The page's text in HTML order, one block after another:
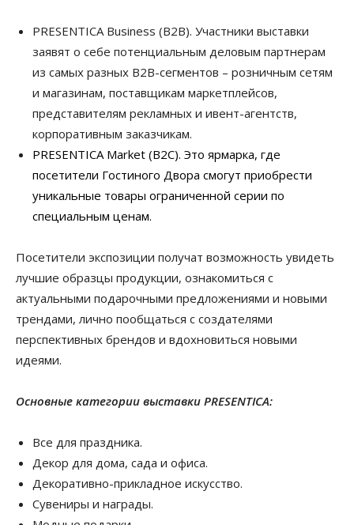
PRESENTICA Business (В2В). Участники выставки
заявят о себе потенциальным деловым партнерам
из самых разных В2В-сегментов – розничным сетям
и магазинам, поставщикам маркетплейсов,
представителям рекламных и ивент-агентств,
корпоративным заказчикам.
PRESENTICA Market (В2С). Это ярмарка, где
посетители Гостиного Двора смогут приобрести
уникальные товары ограниченной серии по
специальным ценам.
Посетители экспозиции получат возможность увидеть
лучшие образцы продукции, ознакомиться с
актуальными подарочными предложениями и новыми
трендами, лично пообщаться с создателями
перспективных брендов и вдохновиться новыми
идеями.
Основные категории выставки PRESENTICA:
Все для праздника.
Декор для дома, сада и офиса.
Декоративно-прикладное искусство.
Сувениры и награды.